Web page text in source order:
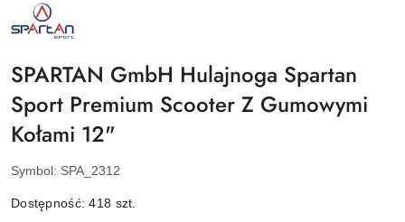
NAZWA
PRODUCENTA:
SPARTAN
SPARTAN GmbH Hulajnoga Spartan
Sport Premium Scooter Z Gumowymi
Kołami 12"
Symbol: SPA_2312
Dostępność:418 szt.